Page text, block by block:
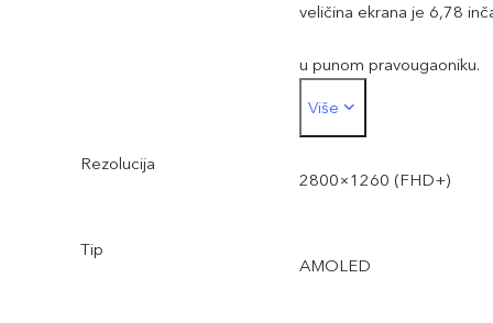
veličina ekrana je 6,78
u punom pravougaoniku.
Stvarna površina prikaza je
nešto manja.
Više
Rezolucija
2800×1260 (FHD+)
Tip
AMOLED